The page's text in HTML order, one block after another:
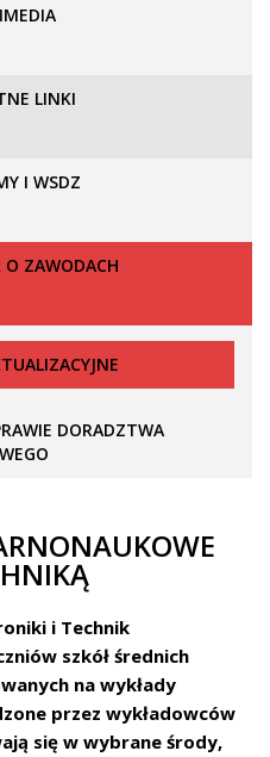
LINKI
I WSDZ
ZAWODACH
DORADZTWA
i Technik
szkół średnich
na wykłady
przez wykładowców
się w wybrane środy,